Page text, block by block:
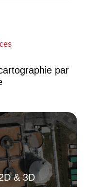
par
& 3D